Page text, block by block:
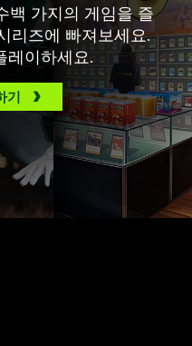
백 가지의 게임을 즐
리즈에 빠져보세요.
레이하세요.
기